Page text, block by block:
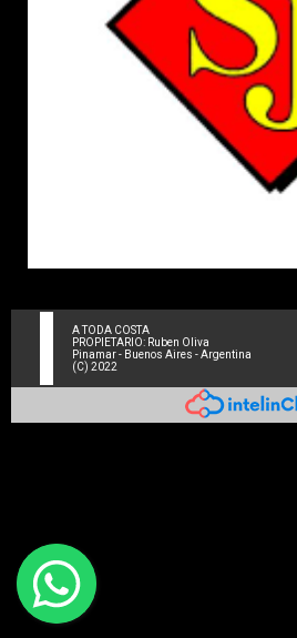
A TODA COSTA
PROPIETARIO: Ruben Oliva
Pinamar - Buenos Aires - Argentina
(C) 2022